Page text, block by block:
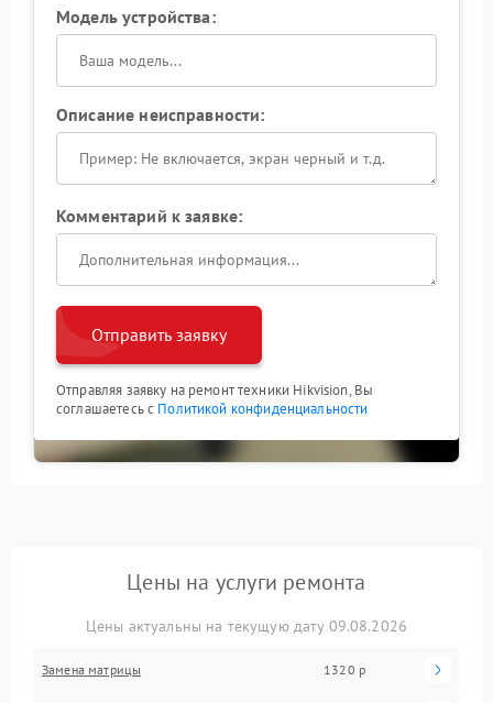
Модель устройства:
Описание неисправности:
Комментарий к заявке:
Отправить заявку
Отправляя заявку на ремонт техники Hikvision, Вы
соглашаетесь с Политикой конфиденциальности
Цены на услуги ремонта
Цены актуальны на текущую дату 09.08.2026
Замена матрицы 1320 р